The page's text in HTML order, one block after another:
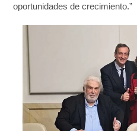
oportunidades de crecimiento.”